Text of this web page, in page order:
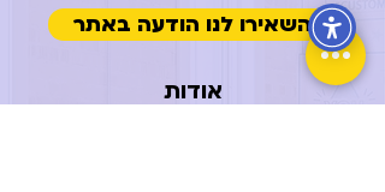
השאירו לנו הודעה באתר
אודות